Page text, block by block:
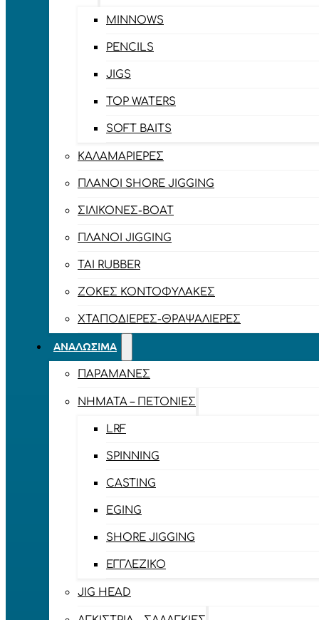
MINNOWS
PENCILS
JIGS
TOP WATERS
SOFT BAITS
ΚΑΛΑΜΑΡΙΈΡΕΣ
ΠΛΆΝΟΙ SHORE JIGGING
ΣΙΛΙΚΌΝΕΣ-BOAT
ΠΛΆΝΟΙ JIGGING
TAI RUBBER
ΖΌΚΕΣ ΚΟΝΤΟΦΎΛΑΚΕΣ
ΧΤΑΠΟΔΙΈΡΕΣ-ΘΡΑΨΑΛΙΈΡΕΣ
ΑΝΑΛΏΣΙΜΑ
ΠΑΡΑΜΆΝΕΣ
ΝΉΜΑΤΑ – ΠΕΤΟΝΙΈΣ
LRF
SPINNING
CASTING
EGING
SHORE JIGGING
ΕΓΓΛΈΖΙΚΟ
JIG HEAD